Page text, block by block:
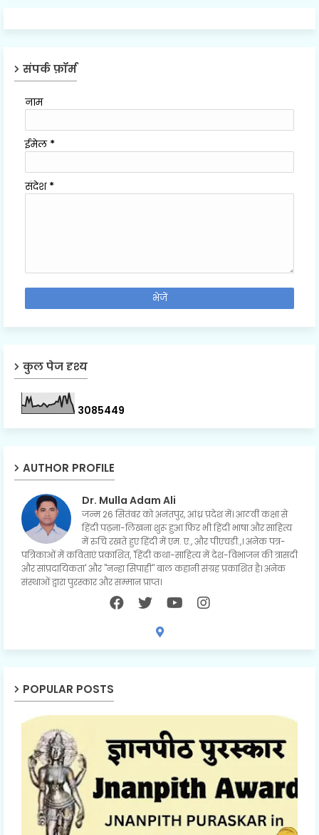
संपर्क फ़ॉर्म
नाम
ईमेल *
संदेश *
कुल पेज दृश्य
3085449
AUTHOR PROFILE
Dr. Mulla Adam Ali
जन्म 26 सितंबर को अनंतपुर, आंध्र प्रदेश में। आठवीं कक्षा से
हिंदी पढ़ना-लिखना शुरू हुआ फिर भी हिंदी भाषा और साहित्य
में रुचि रखते हुए हिंदी में एम. ए., और पीएचडी.,। अनेक पत्र-
पत्रिकाओं में कविताएं प्रकाशित, 'हिंदी कथा-साहित्य में देश-विभाजन की त्रासदी
और सांप्रदायिकता' और "नन्हा सिपाही" बाल कहानी संग्रह प्रकाशित है। अनेक
संस्थाओं द्वारा पुरस्कार और सम्मान प्राप्त।
POPULAR POSTS